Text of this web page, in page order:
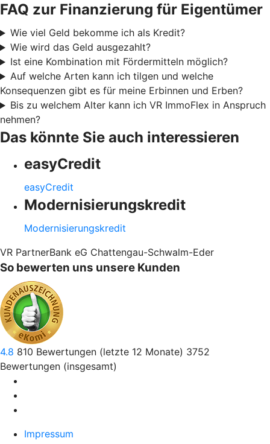
FAQ zur Finanzierung für Eigentümer
Wie viel Geld bekomme ich als Kredit?
Wie wird das Geld ausgezahlt?
Ist eine Kombination mit Fördermitteln möglich?
Auf welche Arten kann ich tilgen und welche
Konsequenzen gibt es für meine Erbinnen und Erben?
Bis zu welchem Alter kann ich VR ImmoFlex in Anspruch
nehmen?
Das könnte Sie auch interessieren
easyCredit
easyCredit
Modernisierungskredit
Modernisierungskredit
VR PartnerBank eG Chattengau-Schwalm-Eder
So bewerten uns unsere Kunden
4.8 810 Bewertungen (letzte 12 Monate) 3752
Bewertungen (insgesamt)
Impressum